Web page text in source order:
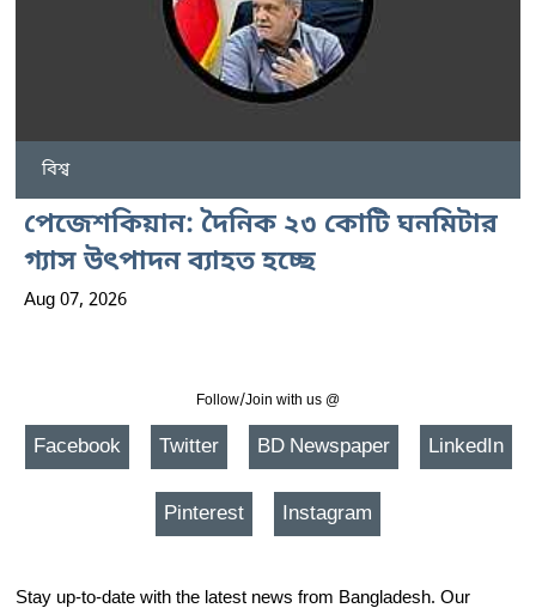
বিশ্ব
পেজেশকিয়ান: দৈনিক ২৩ কোটি ঘনমিটার
গ্যাস উৎপাদন ব্যাহত হচ্ছে
Aug 07, 2026
Follow/Join with us @
Facebook Twitter BD Newspaper LinkedIn
Pinterest Instagram
Stay up-to-date with the latest news from Bangladesh. Our